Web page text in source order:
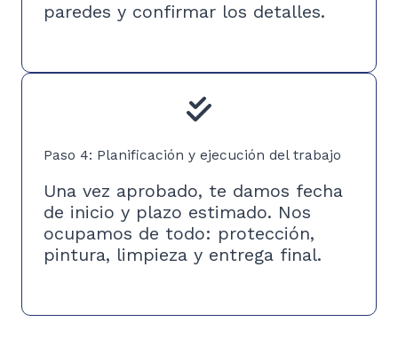
paredes y confirmar los detalles.
Paso 4: Planificación y ejecución del trabajo
Una vez aprobado, te damos fecha
de inicio y plazo estimado. Nos
ocupamos de todo: protección,
pintura, limpieza y entrega final.